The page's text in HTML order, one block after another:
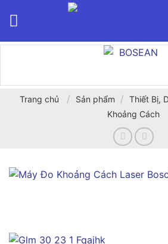
Trang chủ / Sản phẩm / Thiết Bị,
Khoảng Cách